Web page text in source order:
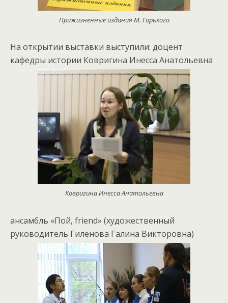
Прижизненные издания М. Горького
На открытии выставки выступили: доцент
кафедры истории Ковригина Инесса Анатольевна
Ковригина Инесса Анатольевна
ансамбль «Пой, friend» (художественный
руководитель Гиленова Галина Викторовна)